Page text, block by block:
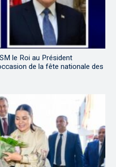
le Roi au Président
de la fête nationale des